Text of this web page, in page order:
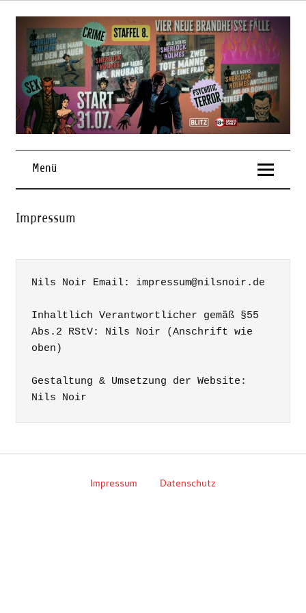
Skip
Menü
Impressum
Nils Noir Email: impressum@nilsnoir.de
Inhaltlich Verantwortlicher gemäß §55
Abs.2 RStV: Nils Noir (Anschrift wie
oben)
Gestaltung & Umsetzung der Website:
Impressum Datenschutz